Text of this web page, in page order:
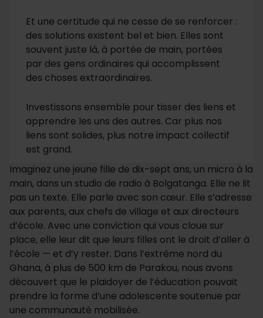
Et une certitude qui ne cesse de se renforcer :
des solutions existent bel et bien. Elles sont
souvent juste là, à portée de main, portées
par des gens ordinaires qui accomplissent
des choses extraordinaires.
Investissons ensemble pour tisser des liens et
apprendre les uns des autres. Car plus nos
liens sont solides, plus notre impact collectif
est grand.
Imaginez une jeune fille de dix-sept ans, un micro à la
main, dans un studio de radio à Bolgatanga. Elle ne lit
pas un texte. Elle parle avec son cœur. Elle s’adresse
aux parents, aux chefs de village et aux directeurs
d’école. Avec une conviction qui vous cloue sur
place, elle leur dit que leurs filles ont le droit d’aller à
l’école — et d’y rester. Dans l’extrême nord du
Ghana, à plus de 500 km de Parakou, nous avons
découvert que le plaidoyer de l’éducation pouvait
prendre la forme d’une adolescente soutenue par
une communauté mobilisée.